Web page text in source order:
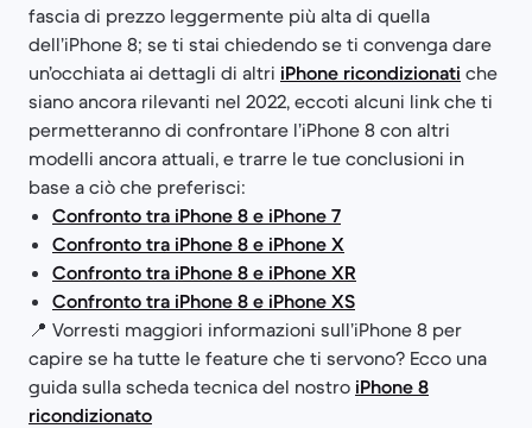
fascia di prezzo leggermente più alta di quella
dell’iPhone 8; se ti stai chiedendo se ti convenga dare
un’occhiata ai dettagli di altri iPhone ricondizionati che
siano ancora rilevanti nel 2022, eccoti alcuni link che ti
permetteranno di confrontare l’iPhone 8 con altri
modelli ancora attuali, e trarre le tue conclusioni in
base a ciò che preferisci:
Confronto tra iPhone 8 e iPhone 7
Confronto tra iPhone 8 e iPhone X
Confronto tra iPhone 8 e iPhone XR
Confronto tra iPhone 8 e iPhone XS
📍 Vorresti maggiori informazioni sull’iPhone 8 per
capire se ha tutte le feature che ti servono? Ecco una
guida sulla scheda tecnica del nostro iPhone 8
ricondizionato